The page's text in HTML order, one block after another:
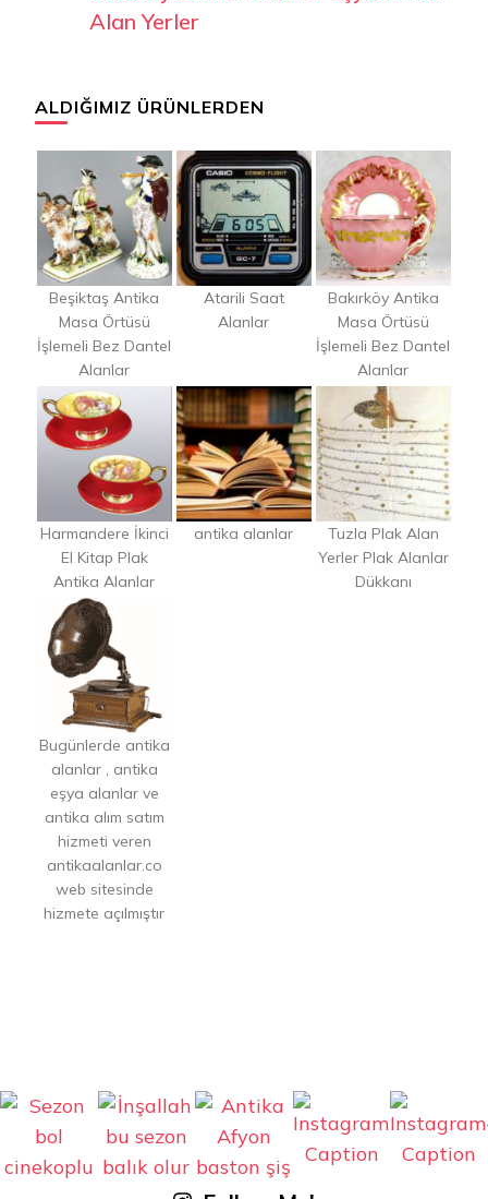
Alan Yerler
ALDIĞIMIZ ÜRÜNLERDEN
Beşiktaş Antika
Masa Örtüsü
İşlemeli Bez Dantel
Alanlar
Atarili Saat
Alanlar
Bakırköy Antika
Masa Örtüsü
İşlemeli Bez Dantel
Alanlar
Harmandere İkinci
El Kitap Plak
Antika Alanlar
antika alanlar
Tuzla Plak Alan
Yerler Plak Alanlar
Dükkanı
Bugünlerde antika
alanlar , antika
eşya alanlar ve
antika alım satım
hizmeti veren
antikaalanlar.co
web sitesinde
hizmete açılmıştır